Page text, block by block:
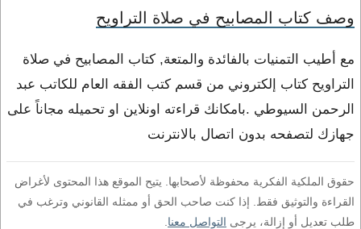
وصف كتاب المصابيح في صلاة التراويح
مع أطيب التمنيات بالفائدة والمتعة, كتاب المصابيح في صلاة
التراويح كتاب إلكتروني من قسم كتب الفقه العام للكاتب عبد
الرحمن السيوطي .بامكانك قراءته اونلاين او تحميله مجاناً على
جهازك لتصفحه بدون اتصال بالانترنت
حقوق الملكية الفكرية محفوظة لأصحابها. يتيح الموقع هذا المحتوى لأغراض
القراءة والتوثيق فقط. إذا كنت صاحب الحق أو ممثله القانوني وترغب في
طلب تعديل أو إزالة، يرجى التواصل معنا